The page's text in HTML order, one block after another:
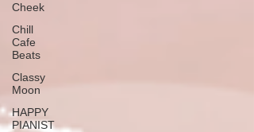
Cheek
Chill
Cafe
Beats
Classy
Moon
HAPPY
PIANIST